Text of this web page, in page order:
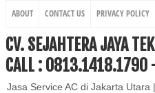
ABOUT CONTACT US PRIVACY POLICY
CV. SEJAHTERA JAYA
CALL :
Jasa Service AC di Jakarta Utara